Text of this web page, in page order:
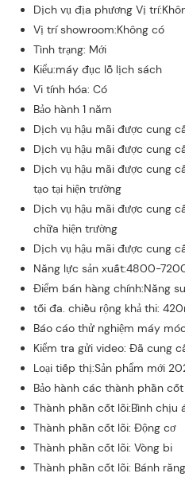
Dịch vụ địa phương Vị
Vị trí showroom:Không có
Tình trạng: Mới
Kiểu:máy đục lỗ lịch sách
Vi tính hóa: Có
Bảo hành 1 năm
Dịch vụ hậu mãi được cung
Dịch vụ hậu mãi được cung
Dịch vụ hậu mãi được cung
tạo tại hiện trường
Dịch vụ hậu mãi được cung
chữa hiện trường
Dịch vụ hậu mãi được cung
Năng lực sản xuất:4800-
Điểm bán hàng chính:Năng
tối đa. chiều rộng khả thi:
Báo cáo thử nghiệm máy
Kiểm tra gửi video: Đã cung
Loại tiếp thị:Sản phẩm mới
Bảo hành các thành phần cốt
Thành phần cốt lõi:Bình chịu
Thành phần cốt lõi: Động cơ
Thành phần cốt lõi: Vòng bi
Thành phần cốt lõi: Bánh răng